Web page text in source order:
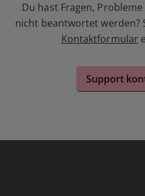
Du hast Fragen,
nicht beantwortet werden?
Kontaktformular
Support